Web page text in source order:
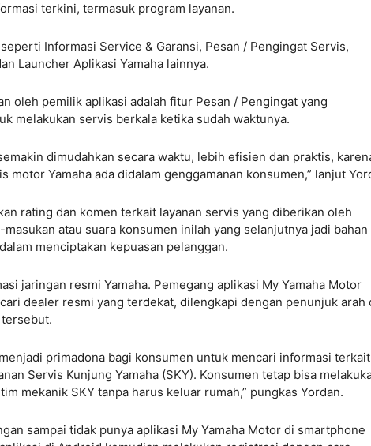
terkini, termasuk program layanan.
Informasi Service & Garansi, Pesan / Pengingat Servis,
Launcher Aplikasi Yamaha lainnya.
oleh pemilik aplikasi adalah fitur Pesan / Pengingat yang
melakukan servis berkala ketika sudah waktunya.
dimudahkan secara waktu, lebih efisien dan praktis,
Yamaha ada didalam genggamanan konsumen,” lanjut
rating dan komen terkait layanan servis yang diberikan oleh
atau suara konsumen inilah yang selanjutnya jadi bahan
menciptakan kepuasan pelanggan.
jaringan resmi Yamaha. Pemegang aplikasi My Yamaha Motor
dealer resmi yang terdekat, dilengkapi dengan penunjuk arah
primadona bagi konsumen untuk mencari informasi terkait
Servis Kunjung Yamaha (SKY). Konsumen tetap bisa
mekanik SKY tanpa harus keluar rumah,” pungkas Yordan.
sampai tidak punya aplikasi My Yamaha Motor di smartphone